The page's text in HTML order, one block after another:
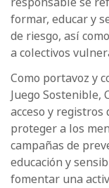
formar, educar y
de riesgo, así
a colectivos
Como portavoz y
Juego Sostenible,
acceso y registros
proteger a los
campañas de
educación y
fomentar una